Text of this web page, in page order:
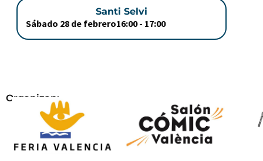
Santi Selvi
Sábado 28 de febrero16:00 - 17:00
Organizan: